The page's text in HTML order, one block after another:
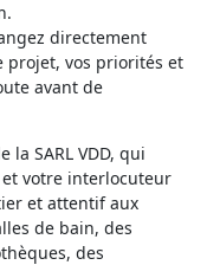
directement
projet, vos priorités et
avant de
la SARL VDD, qui
et votre interlocuteur
et attentif aux
de bain, des
des